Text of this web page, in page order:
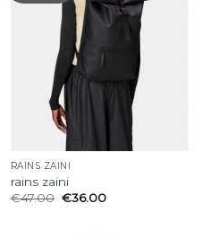
RAINS ZAINI
rains zaini
€47.00 €36.00